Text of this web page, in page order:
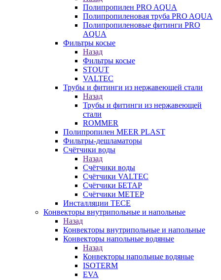
Полипропилен PRO AQUA
Полипропиленовая труба PRO AQUA
Полипропиленовые фитинги PRO
AQUA
Фильтры косые
Назад
Фильтры косые
STOUT
VALTEC
Трубы и фитинги из нержавеющей стали
Назад
Трубы и фитинги из нержавеющей
стали
ROMMER
Полипропилен MEER PLAST
Фильтры-дешламаторы
Счётчики воды
Назад
Счётчики воды
Счётчики VALTEC
Счётчики БЕТАР
Счётчики МЕТЕР
Инсталляции TECE
Конвекторы внутрипольные и напольные
Назад
Конвекторы внутрипольные и напольные
Конвекторы напольные водяные
Назад
Конвекторы напольные водяные
ISOTERM
EVA